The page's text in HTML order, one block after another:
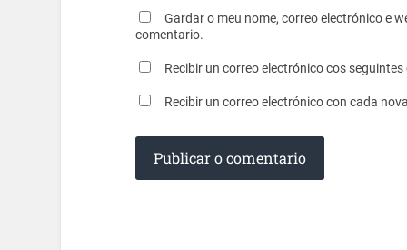
Gardar o meu nome, correo electrónico e
comentario.
Recibir un correo electrónico cos
Recibir un correo electrónico con cada